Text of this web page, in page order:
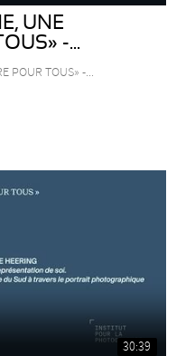
UNE
-...
POUR TOUS» -...
30:39